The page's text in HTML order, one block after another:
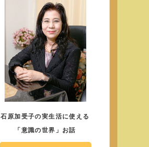
石原加受子の実生活に使える
「意識の世界」お話